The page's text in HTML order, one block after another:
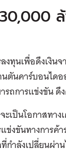
งทุนเพื่อดึงเงิ
นตันคาร์บอนได
ถการแข่งขัน ดึ
ะเป็นโอกาสท
ข่งขันทางการค้
ที่กำลังเปลี่ยน